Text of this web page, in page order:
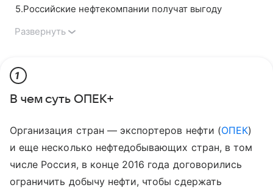
5.Российские нефтекомпании получат выгоду
Развернуть
1
В чем суть ОПЕК+
Организация стран — экспортеров нефти (ОПЕК)
и еще несколько нефтедобывающих стран, в том
числе Россия, в конце 2016 года договорились
ограничить добычу нефти, чтобы сдержать